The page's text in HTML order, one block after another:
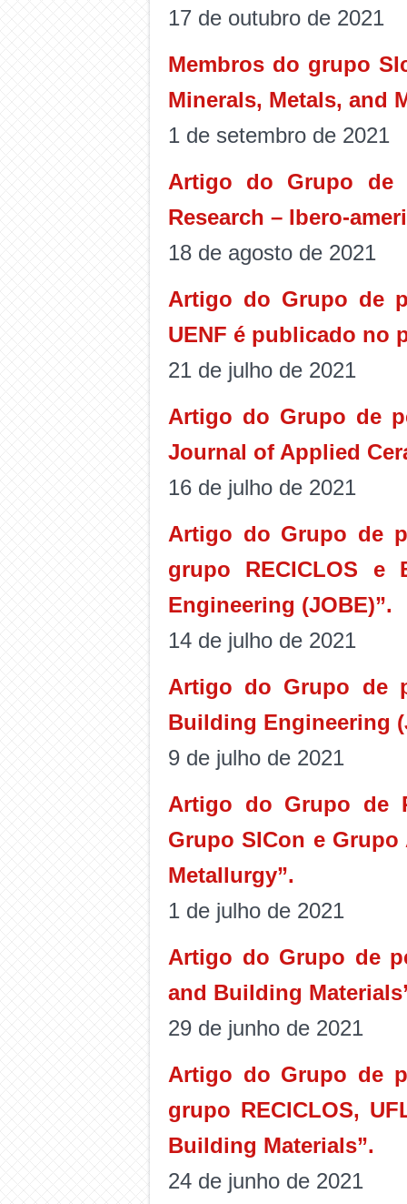
17 de outubro de 2021
Membros do grupo
Minerals, Metals, and
1 de setembro de 2021
Artigo do Grupo de
Research – Ibero-
18 de agosto de 2021
Artigo do Grupo de
UENF é publicado no
21 de julho de 2021
Artigo do Grupo de
Journal of Applied
16 de julho de 2021
Artigo do Grupo de
grupo RECICLOS
Engineering (JOBE)”.
14 de julho de 2021
Artigo do Grupo de
Building Engineering
9 de julho de 2021
Artigo do Grupo de
Grupo SICon e
Metallurgy”.
1 de julho de 2021
Artigo do Grupo de
and Building
29 de junho de 2021
Artigo do Grupo de
grupo RECICLOS,
Building Materials”.
24 de junho de 2021